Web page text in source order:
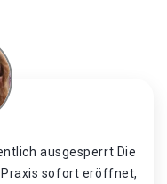
ausgesperrt Die
sofort eröffnet,